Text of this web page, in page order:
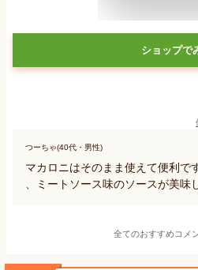
ショップで
つーちゃ(40代・男性)
マカロニはそのまま使えて便利で
、ミートソース味のソースが美味
全てのおすすめコメ